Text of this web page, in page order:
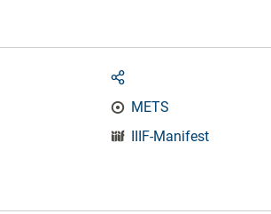
METS
IIIF-Manifest